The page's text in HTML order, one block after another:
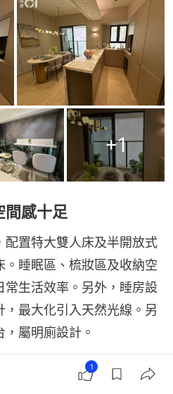
+1
感十足
配置特大雙人床及半開放式
睡眠區、梳妝區及收納空
常生活效率。另外，睡房設
最大化引入天然光線。另
屬明廁設計。
1